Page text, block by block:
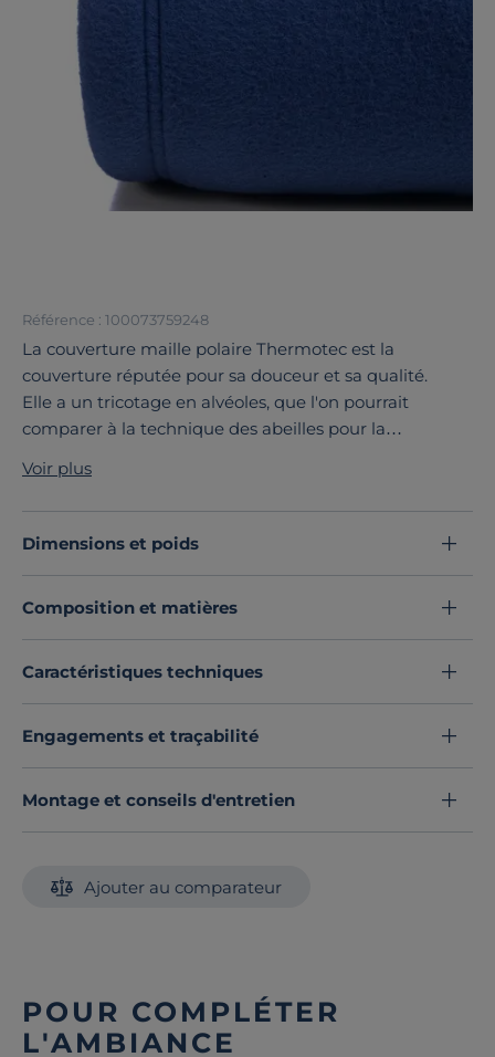
Référence : 100073759248
La couverture maille polaire Thermotec est la
couverture réputée pour sa douceur et sa qualité.
Elle a un tricotage en alvéoles, que l'on pourrait
comparer à la technique des abeilles pour la
Sa maille polaire est composée d'une multitude de
microfibres qui lui apportent beaucoup de douceur.
Des traitements mécaniques font éclater ces fibres
Elle convient aux matelas d'épaisseur normale (20 à 25
cm), nous vous conseillons de compter 80 cm de plus
pour border les côtés, et 40 cm de plus pour border au
Voir plus
Dimensions et poids
Composition et matières
Caractéristiques techniques
Engagements et traçabilité
Montage et conseils d'entretien
Ajouter au comparateur
POUR COMPLÉTER
L'AMBIANCE